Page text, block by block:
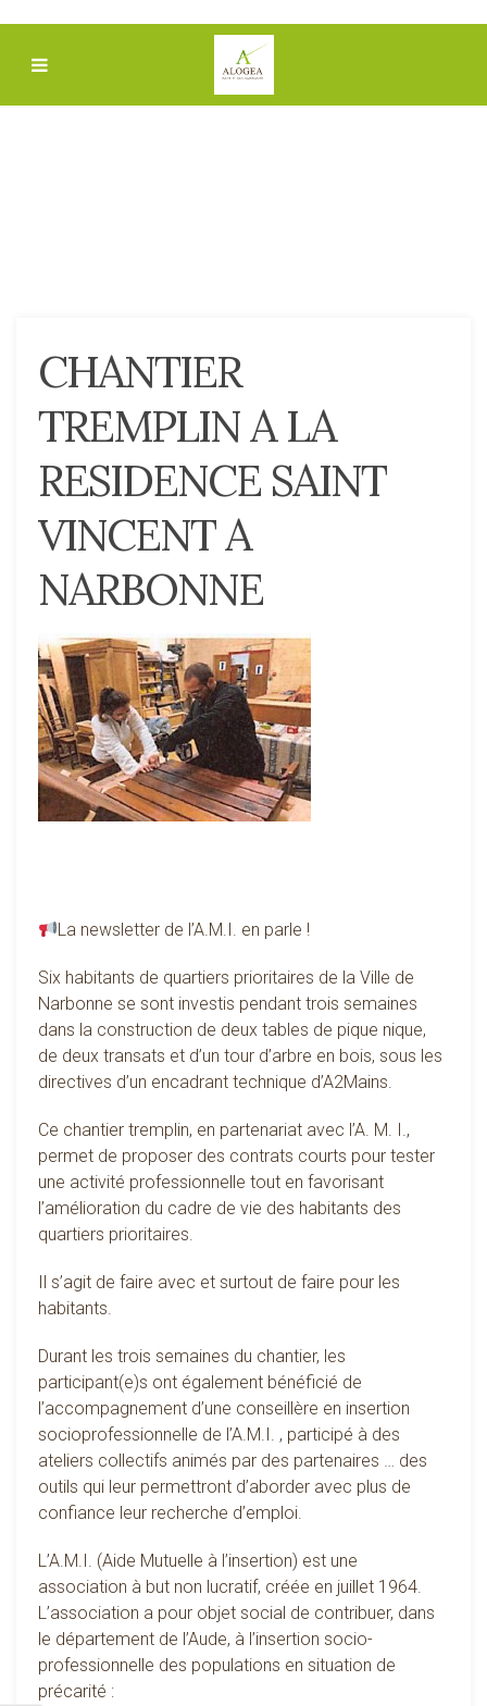
CHANTIER
TREMPLIN A LA
RESIDENCE SAINT
VINCENT A
NARBONNE
La newsletter de l’A.M.I. en parle !
Six habitants de quartiers prioritaires de la Ville de
Narbonne se sont investis pendant trois semaines
dans la construction de deux tables de pique nique,
de deux transats et d’un tour d’arbre en bois, sous les
directives d’un encadrant technique d’A2Mains.
Ce chantier tremplin, en partenariat avec l’A. M. I.,
permet de proposer des contrats courts pour tester
une activité professionnelle tout en favorisant
l’amélioration du cadre de vie des habitants des
quartiers prioritaires.
Il s’agit de faire avec et surtout de faire pour les
habitants.
Durant les trois semaines du chantier, les
participant(e)s ont également bénéficié de
l’accompagnement d’une conseillère en insertion
socioprofessionnelle de l’A.M.I. , participé à des
ateliers collectifs animés par des partenaires … des
outils qui leur permettront d’aborder avec plus de
confiance leur recherche d’emploi.
L’A.M.I. (Aide Mutuelle à l’insertion) est une
association à but non lucratif, créée en juillet 1964.
L’association a pour objet social de contribuer, dans
le département de l’Aude, à l’insertion socio-
professionnelle des populations en situation de
précarité :